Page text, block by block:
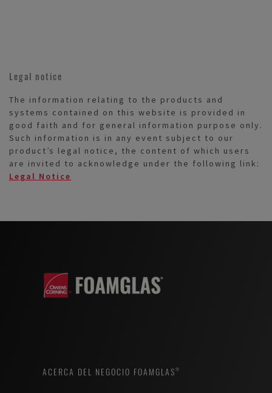
Legal notice
The information relating to the products and
systems contained on this website is provided in
good faith and for general information purpose only.
Such information is in any event subject to our
product’s legal notice, the content of which users
are invited to acknowledge under the following link:
Legal Notice
ACERCA DEL NEGOCIO FOAMGLAS®